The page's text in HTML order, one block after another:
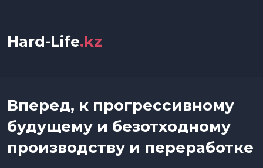
Hard-Life.kz
Вперед, к прогрессивному
будущему и безотходному
производству и переработке